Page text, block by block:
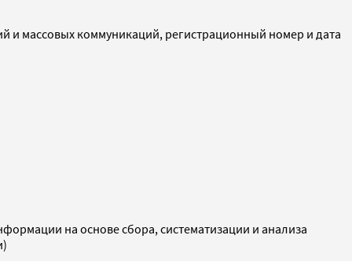
и массовых коммуникаций, регистрационный номер и дата
на основе сбора, систематизации и анализа